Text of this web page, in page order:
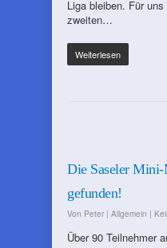
Liga bleiben. Für
zweiten…
Weiterlesen
Die Saseler
gefunden!
Von Peter | Allgemein |
Über 90 Teilnehmer